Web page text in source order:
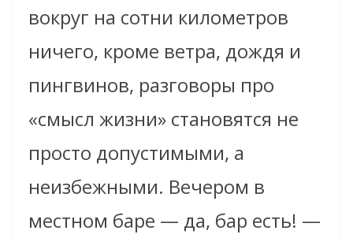
вокруг на сотни километров
ничего, кроме ветра, дождя и
пингвинов, разговоры про
«смысл жизни» становятся не
просто допустимыми, а
неизбежными. Вечером в
местном баре — да, бар есть! —